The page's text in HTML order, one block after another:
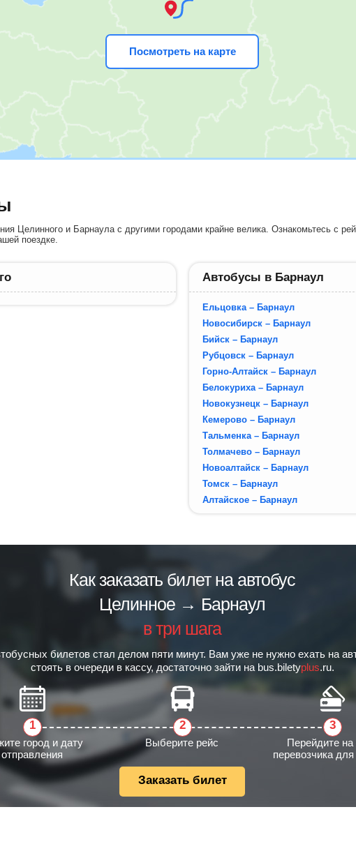
Посмотреть на карте
Целинного и Барнаула с другими городами крайне велика. Ознакомьтесь с
поездке.
Автобусы в Барнаул
Ельцовка – Барнаул
Новосибирск – Барнаул
Бийск – Барнаул
Рубцовск – Барнаул
Горно-Алтайск – Барнаул
Белокуриха – Барнаул
Новокузнецк – Барнаул
Кемерово – Барнаул
Тальменка – Барнаул
Толмачево – Барнаул
Новоалтайск – Барнаул
Томск – Барнаул
Алтайское – Барнаул
Как заказать билет на автобус
Целинное → Барнаул
в три шага
билетов стал делом пяти минут. Вам уже не нужно ехать на
стоять в очереди в кассу, достаточно зайти на bus.biletyplus.ru.
город и дату
отправления
Выберите рейс
Перейдите на
перевозчика
Заказать билет